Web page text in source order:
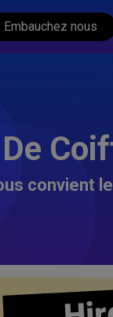
Embauchez nous
convient